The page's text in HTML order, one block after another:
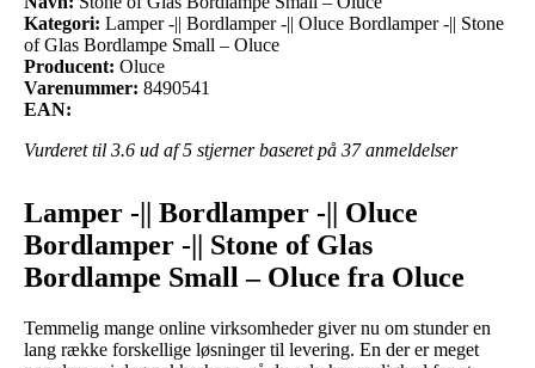
Kategori: Lamper -|| Bordlamper -|| Oluce Bordlamper -|| Stone
of Glas Bordlampe Small – Oluce
Producent: Oluce
Varenummer: 8490541
EAN:
Vurderet til 3.6 ud af 5 stjerner baseret på 37anmeldelser
Lamper -|| Bordlamper -|| Oluce
Bordlamper -|| Stone of Glas
Bordlampe Small – Oluce fra Oluce
Temmelig mange online virksomheder giver nu om stunder en
lang række forskellige løsninger til levering. En der er meget